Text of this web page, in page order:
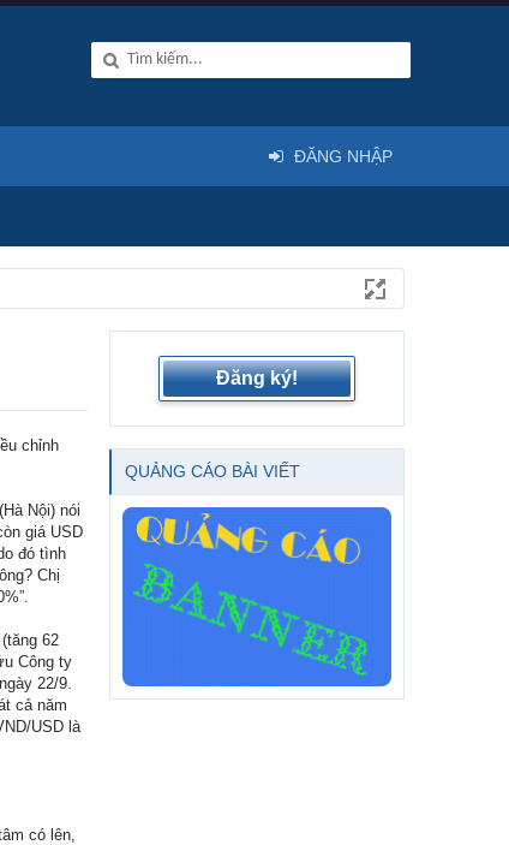
chỉnh
Nội) nói
giá USD
đó tình
Chị
62
Công ty
22/9.
cả năm
USD là
có lên,
Đăng ký!
QUẢNG CÁO BÀI VIẾT
ĐĂNG NHẬP